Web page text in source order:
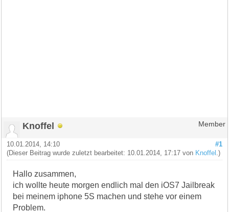
Knoffel Member
#1
10.01.2014, 14:10
(Dieser Beitrag wurde zuletzt bearbeitet: 10.01.2014, 17:17 von Knoffel .)
Hallo zusammen,
ich wollte heute morgen endlich mal den iOS7 Jailbreak
bei meinem iphone 5S machen und stehe vor einem
Problem.